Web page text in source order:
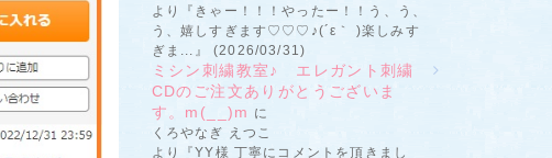
より『きゃー！！！やったー！！う、う、
う、嬉しすぎます♡♡♡♪(´ε｀ )楽しみす
ぎま...』 (2026/03/31)
ミシン刺繍教室♪ エレガント刺繍
CDのご注文ありがとうございま
す。m(__)m に
くろやなぎ えつこ
より『YY様 丁寧にコメントを頂きまし